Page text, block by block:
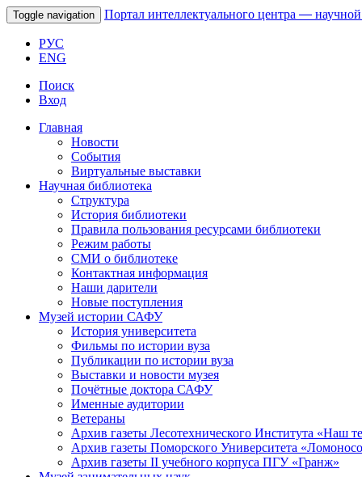
Toggle navigation Портал интеллектуального центра —
РУС
ENG
Поиск
Вход
Главная
Новости
События
Виртуальные выставки
Научная библиотека
Структура
История библиотеки
Правила пользования ресурсами библиотеки
Режим работы
СМИ о библиотеке
Контактная информация
Наши дарители
Новые поступления
Музей истории САФУ
История университета
Фильмы по истории вуза
Публикации по истории вуза
Выставки и новости музея
Почётные доктора САФУ
Именные аудитории
Ветераны
Архив газеты Лесотехнического Института «Наш
Архив газеты Поморского Университета
Архив газеты II учебного корпуса ПГУ «Гранж»